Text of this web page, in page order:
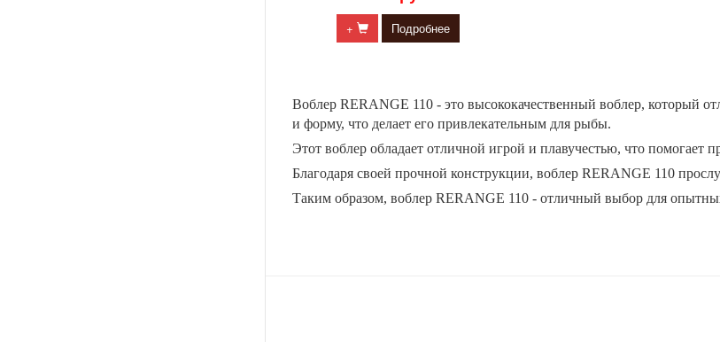
+ Подробнее
Воблер RERANGE 110 - это высококачественный воблер, который
и форму, что делает его привлекательным для рыбы.
Этот воблер обладает отличной игрой и плавучестью, что
Благодаря своей прочной конструкции, воблер RERANGE 110
Таким образом, воблер RERANGE 110 - отличный выбор для